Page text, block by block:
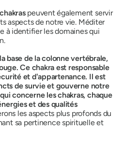
peuvent également servir
aspects de notre vie. Méditer
à identifier les domaines qui
base de la colonne vertébrale,
Ce chakra est responsable
et d'appartenance. Il est
de survie et gouverne notre
concerne les chakras, chaque
et des qualités
les aspects plus profonds du
sa pertinence spirituelle et